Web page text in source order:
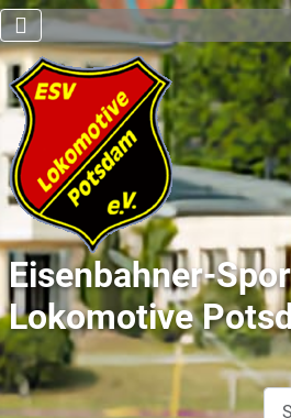
Eisenbahner-
Lokomotive